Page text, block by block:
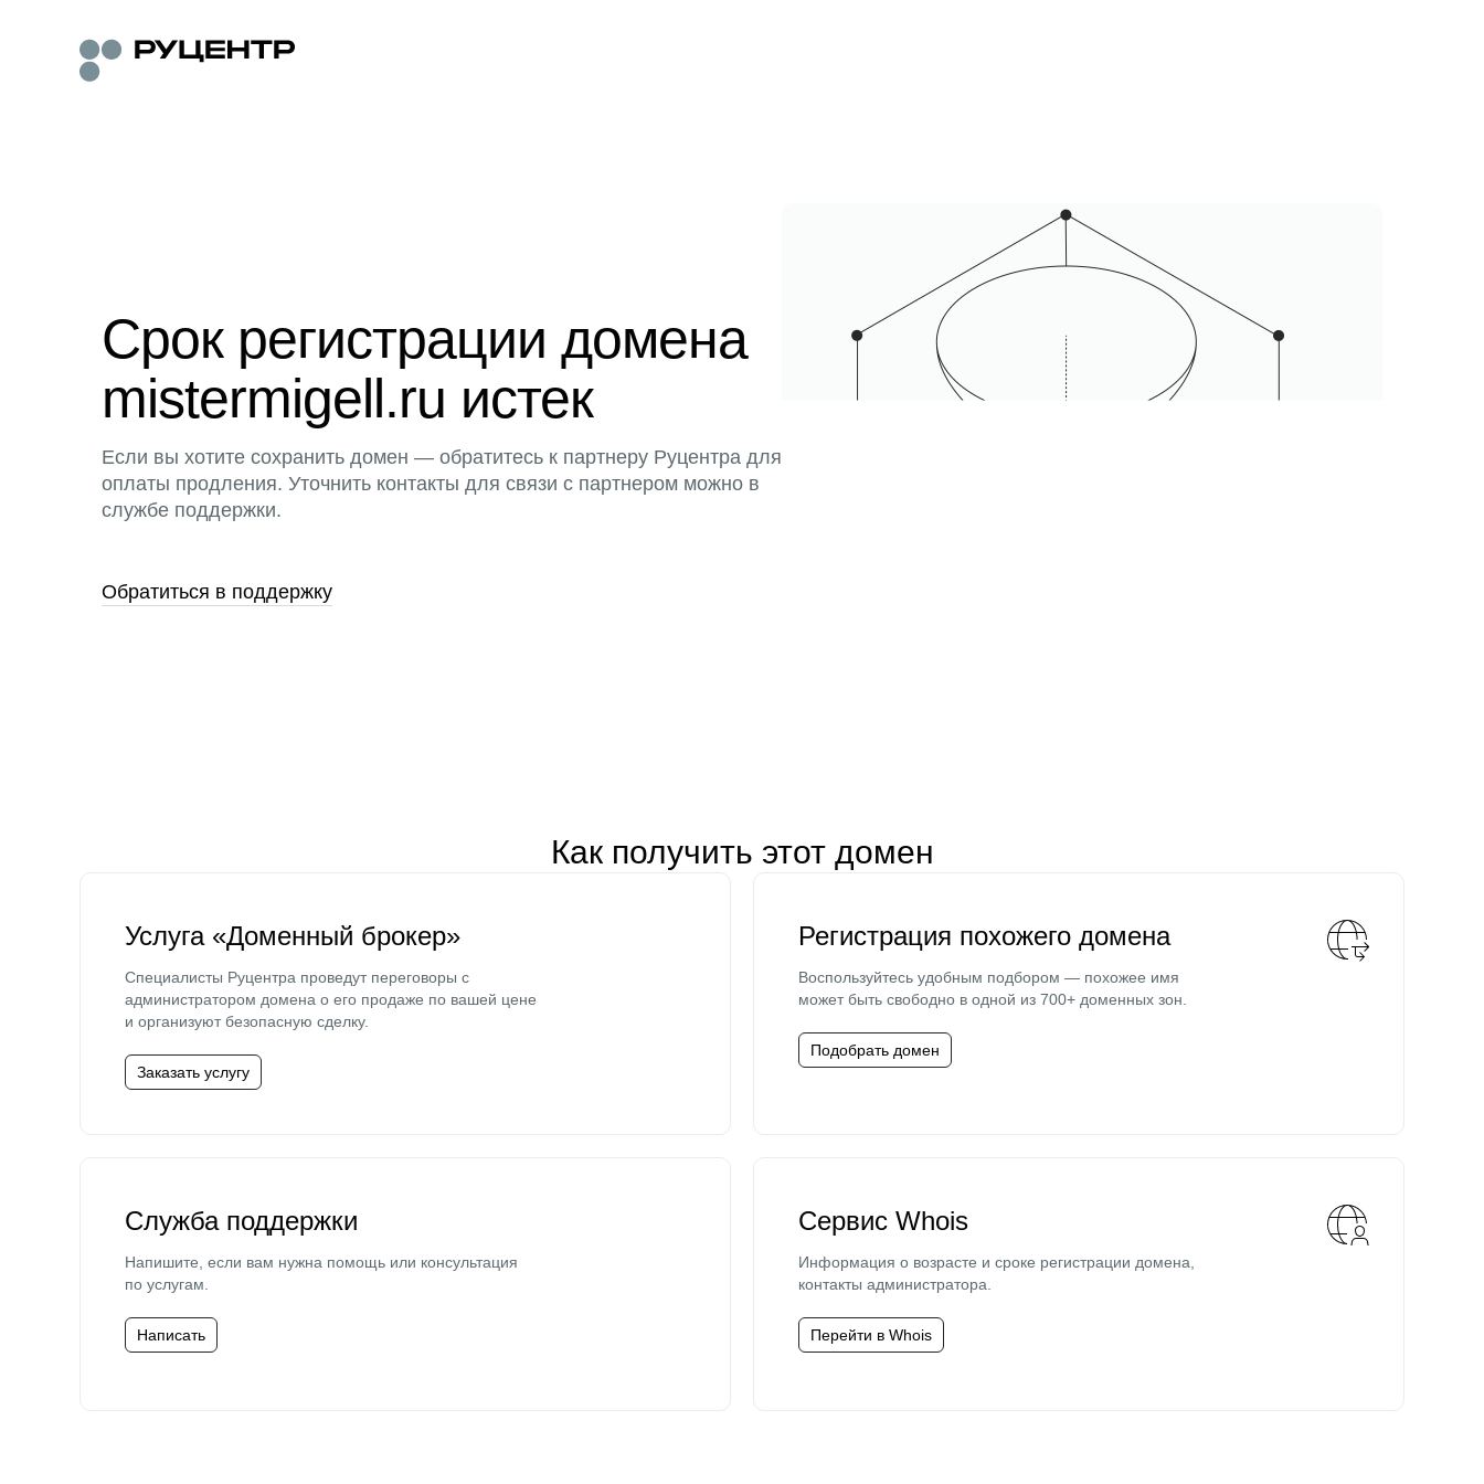
Срок регистрации домена
mistermigell.ru истек
Если вы хотите сохранить домен — обратитесь к партнеру Руцентра для
оплаты продления. Уточнить контакты для связи с партнером можно в
службе поддержки.
Обратиться в поддержку
Как получить этот домен
Услуга «Доменный брокер»
Специалисты Руцентра проведут переговоры с
администратором домена о его продаже по вашей цене
и организуют безопасную сделку.
Заказать услугу
Регистрация похожего домена
Воспользуйтесь удобным подбором — похожее имя
может быть свободно в одной из 700+ доменных зон.
Подобрать домен
Служба поддержки
Напишите, если вам нужна помощь или консультация
по услугам.
Написать
Сервис Whois
Информация о возрасте и сроке регистрации домена,
контакты администратора.
Перейти в Whois